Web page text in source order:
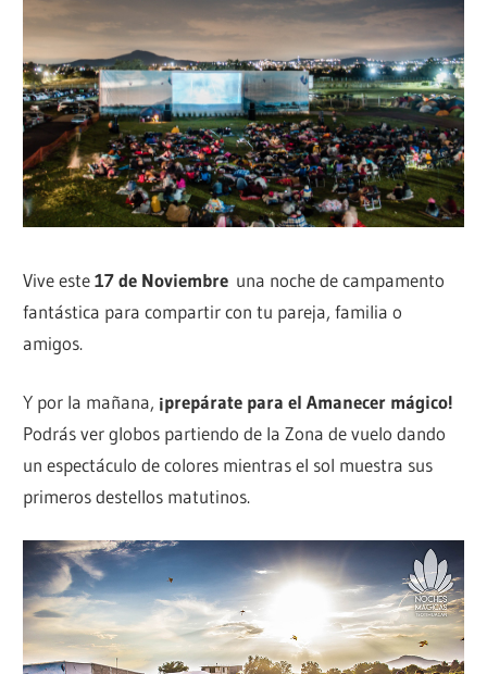
Vive este17 de Noviembre una noche de campamento
fantástica para compartir con tu pareja, familia o
amigos.
Y por la mañana, ¡prepárate para el Amanecer mágico!
Podrás ver globos partiendo de la Zona de vuelo dando
un espectáculo de colores mientras el sol muestra sus
primeros destellos matutinos.